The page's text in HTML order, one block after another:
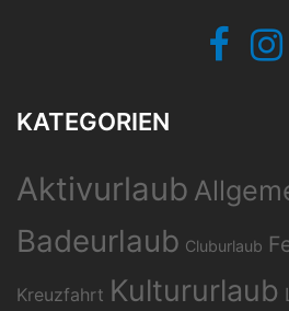
KATEGORIEN
Aktivurlaub
Badeurlaub Cluburlaub
Kreuzfahrt Kultururlaub